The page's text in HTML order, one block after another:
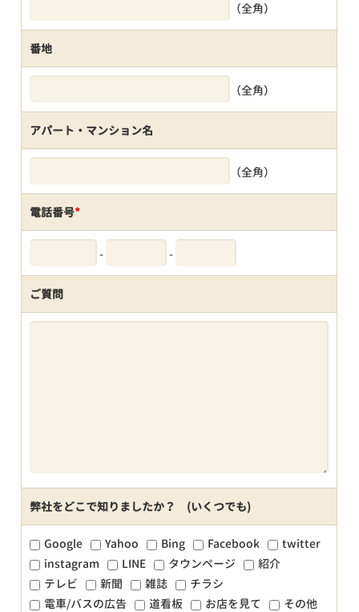
（全角）
番地
（全角）
アパート・マンション名
（全角）
電話番号*
- -
ご質問
弊社をどこで知りましたか？ (いくつでも)
Google Yahoo Bing Facebook
twitter
instagram
LINE タウンページ
紹介
テレビ
新聞 雑誌
チラシ
電車/バスの広告
道看板 お店を見て その他